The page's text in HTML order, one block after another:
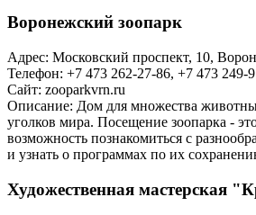
Воронежский зоопарк
Адрес: Московский проспект, 10,
Телефон: +7 473 262-27-86, +7 473 249-
Сайт: zooparkvrn.ru
Описание: Дом для множества
уголков мира. Посещение зоопарка -
возможность познакомиться с
и узнать о программах по их
Художественная мастерская